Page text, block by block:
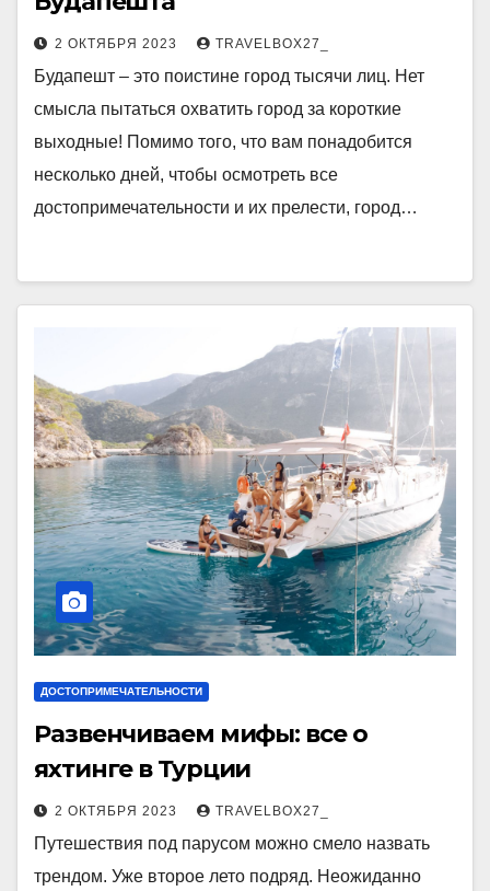
2 ОКТЯБРЯ 2023 TRAVELBOX27_
Будапешт – это поистине город тысячи лиц. Нет
смысла пытаться охватить город за короткие
выходные! Помимо того, что вам понадобится
несколько дней, чтобы осмотреть все
достопримечательности и их прелести, город…
ДОСТОПРИМЕЧАТЕЛЬНОСТИ
Развенчиваем мифы: все о
яхтинге в Турции
2 ОКТЯБРЯ 2023 TRAVELBOX27_
Путешествия под парусом можно смело назвать
трендом. Уже второе лето подряд. Неожиданно